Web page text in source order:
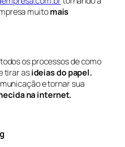
muitomais
os processos de como
tirar asideias do papel.
e tornar sua
na internet.